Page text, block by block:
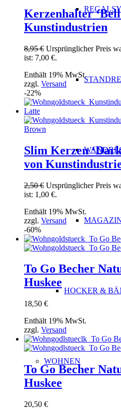
HOCKER &
WOHNEN
Kerzenhalter
Kunstindustrien
8,95€ Ursprünglicher Preis
ist: 7,00 €.
Enthält 19% MwSt.
zzgl. Versand
-22%
Slim Kerzen
von
2,50€ Ursprünglicher Preis
ist: 1,00 €.
Enthält 19% MwSt.
zzgl. Versand
-60%
To Go Becher
Huskee
18,50 €
Enthält 19% MwSt.
zzgl. Versand
To Go Becher
Huskee
20,50 €